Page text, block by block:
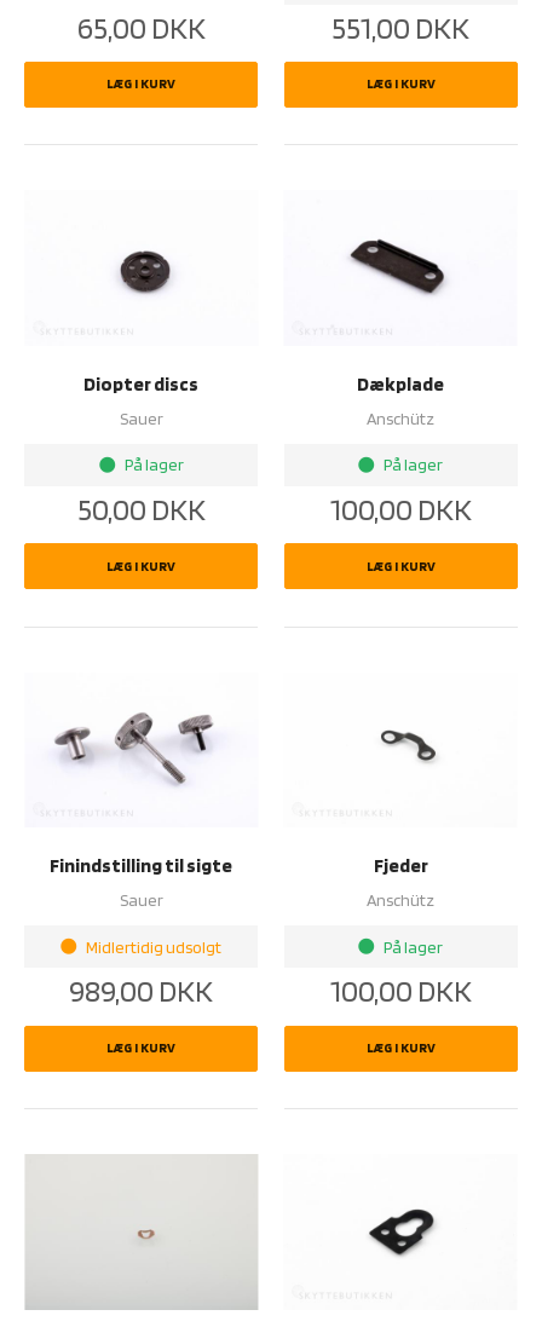
65,00 DKK
LÆG I KURV
551,00 DKK
LÆG I KURV
Diopter discs
Sauer
brightness_1 På lager
50,00 DKK
LÆG I KURV
Dækplade
Anschütz
brightness_1 På lager
100,00 DKK
LÆG I KURV
Finindstilling til sigte
Sauer
brightness_1 Midlertidig udsolgt
989,00 DKK
LÆG I KURV
Fjeder
Anschütz
brightness_1 På lager
100,00 DKK
LÆG I KURV